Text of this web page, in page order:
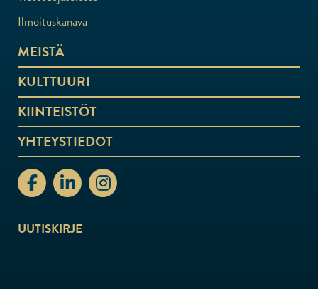
Ilmoituskanava
MEISTÄ
KULTTUURI
KIINTEISTÖT
YHTEYSTIEDOT
stiftelsenabo Facebook
stiftelsenabo Linkedin
stiftelsenabo Instagram
UUTISKIRJE